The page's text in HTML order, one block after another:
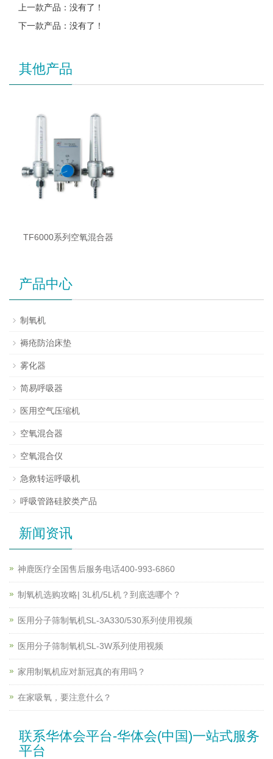
上一款产品：没有了！
下一款产品：没有了！
其他产品
TF6000系列空氧混合器
产品中心
制氧机
褥疮防治床垫
雾化器
简易呼吸器
医用空气压缩机
空氧混合器
空氧混合仪
急救转运呼吸机
呼吸管路硅胶类产品
新闻资讯
神鹿医疗全国售后服务电话400-993-6860
制氧机选购攻略| 3L机/5L机？到底选哪个？
医用分子筛制氧机SL-3A330/530系列使用视频
医用分子筛制氧机SL-3W系列使用视频
家用制氧机应对新冠真的有用吗？
在家吸氧，要注意什么？
联系华体会平台-华体会(中国)一站式服务
平台